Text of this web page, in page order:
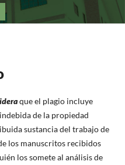
que el plagio incluye
de la propiedad
sustancia del trabajo de
los manuscritos recibidos
los somete al análisis de